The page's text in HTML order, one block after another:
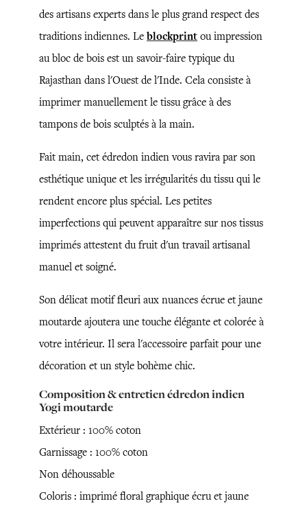
des artisans experts dans le plus grand respect des
traditions indiennes. Le blockprint ou impression
au bloc de bois est un savoir-faire typique du
Rajasthan dans l'Ouest de l'Inde. Cela consiste à
imprimer manuellement le tissu grâce à des
tampons de bois sculptés à la main.
Fait main, cet édredon indien vous ravira par son
esthétique unique et les irrégularités du tissu qui le
rendent encore plus spécial. Les petites
imperfections qui peuvent apparaître sur nos tissus
imprimés attestent du fruit d'un travail artisanal
manuel et soigné.
Son délicat motif fleuri aux nuances écrue et jaune
moutarde ajoutera une touche élégante et colorée à
votre intérieur. Il sera l'accessoire parfait pour une
décoration et un style bohème chic.
Composition & entretien édredon indien
Yogi moutarde
Extérieur : 100% coton
Garnissage : 100% coton
Non déhoussable
Coloris : imprimé floral graphique écru et jaune